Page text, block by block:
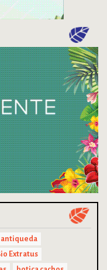
antiqueda
Extratus